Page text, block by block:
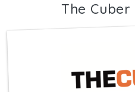
The Cuber